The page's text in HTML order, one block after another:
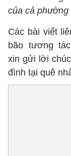
của cả phường
Các bài viết
bão tương
xin gửi lời
đình tại quê